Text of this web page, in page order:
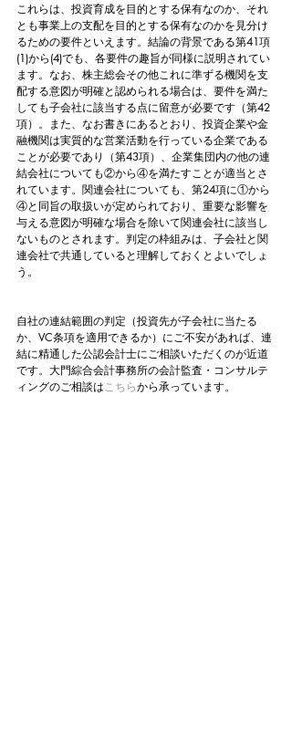
これらは、投資育成を目的とする保有なのか、それ
とも事業上の支配を目的とする保有なのかを見分け
るための要件といえます。結論の背景である第41項
(1)から(4)でも、各要件の趣旨が同様に説明されてい
ます。なお、株主総会その他これに準ずる機関を支
配する意図が明確と認められる場合は、要件を満た
しても子会社に該当する点に留意が必要です（第42
項）。また、なお書きにあるとおり、投資企業や金
融機関は実質的な営業活動を行っている企業である
ことが必要であり（第43項）、企業集団内の他の連
結会社についても②から④を満たすことが適当とさ
れています。関連会社についても、第24項に①から
④と同旨の取扱いが定められており、重要な影響を
与える意図が明確な場合を除いて関連会社に該当し
ないものとされます。判定の枠組みは、子会社と関
連会社で共通していると理解しておくとよいでしょ
う。
自社の連結範囲の判定（投資先が子会社に当たる
か、VC条項を適用できるか）にご不安があれば、連
結に精通した公認会計士にご相談いただくのが近道
です。大門綜合会計事務所の会計監査・コンサルテ
ィングのご相談はこちらから承っています。